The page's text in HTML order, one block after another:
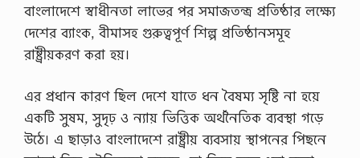
ন
র
0
বাংলাদেশে স্বাধীনতা লাভের পর সমাজতন্ত্র প্রতিষ্ঠার লক্ষ্যে
দেশের ব্যাংক, বীমাসহ গুরুত্বপূর্ণ শিল্প প্রতিষ্ঠানসমূহ
রাষ্ট্রীয়করণ করা হয়।
এর প্রধান কারণ ছিল দেশে যাতে ধন বৈষম্য সৃষ্টি না হয়ে
একটি সুষম, সুদৃঢ় ও ন্যায় ভিত্তিক অর্থনৈতিক ব্যবস্থা গড়ে
উঠে। এ ছাড়াও বাংলাদেশে রাষ্ট্রীয় ব্যবসায় স্থাপনের পিছনে